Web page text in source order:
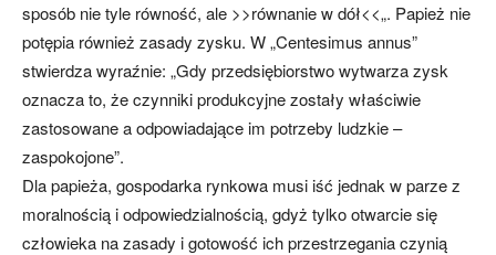
sposób nie tyle równość, ale >>równanie w dół<<„. Papież nie
potępia również zasady zysku. W „Centesimus annus”
stwierdza wyraźnie: „Gdy przedsiębiorstwo wytwarza zysk
oznacza to, że czynniki produkcyjne zostały właściwie
zastosowane a odpowiadające im potrzeby ludzkie –
zaspokojone”.
Dla papieża, gospodarka rynkowa musi iść jednak w parze z
moralnością i odpowiedzialnością, gdyż tylko otwarcie się
człowieka na zasady i gotowość ich przestrzegania czynią